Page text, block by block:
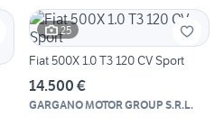
25
Fiat 500X 1.0 T3 120 CV Sport
14.500 €
GARGANO MOTOR GROUP S.R.L.